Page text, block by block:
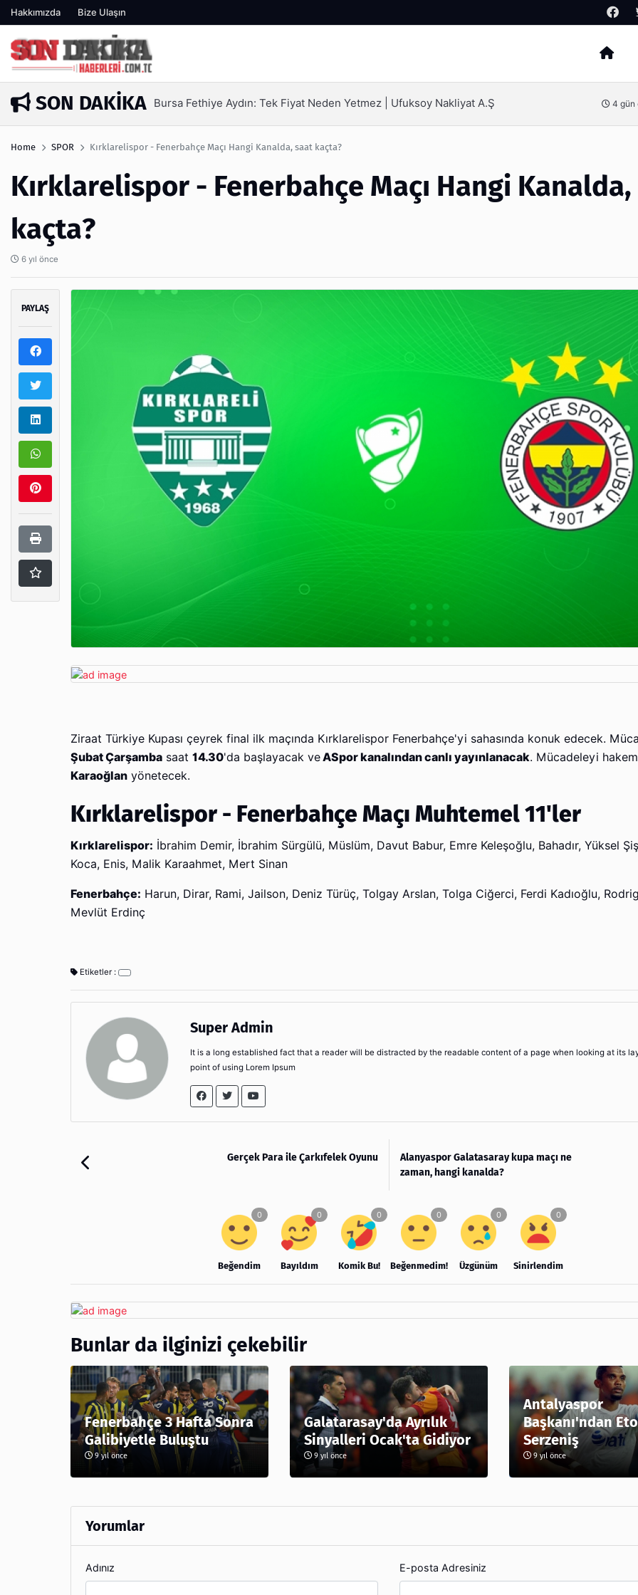
Hakkımızda Bize Ulaşın
Arama
SON DAKIKA
1 gün önce Bursa Fethiye Aydın: Tek Fiyat Neden Yetmez | Ufuksoy Nakliyat A.Ş 4 gün
Home SPOR Kırklarelispor - Fenerbahçe Maçı Hangi Kanalda, saat kaçta?
Kırklarelispor - Fenerbahçe Maçı Hangi
kaçta?
6 yıl önce
PAYLAŞ
Ziraat Türkiye Kupası çeyrek final ilk maçında Kırklarelispor Fenerbahçe'yi sahasında konuk edecek.
Şubat Çarşamba saat 14.30'da başlayacak veASpor kanalından canlı yayınlanacak. Mücadeleyi
Karaoğlan yönetecek.
Kırklarelispor - Fenerbahçe Maçı Muhtemel 11'ler
Kırklarelispor: İbrahim Demir, İbrahim Sürgülü, Müslüm, Davut Babur, Emre Keleşoğlu, Bahadır, Yüksel
Koca, Enis, Malik Karaahmet, Mert Sinan
Fenerbahçe: Harun, Dirar, Rami, Jailson, Deniz Türüç, Tolgay Arslan, Tolga Ciğerci, Ferdi Kadıoğlu,
Mevlüt Erdinç
Etiketler :
Super Admin
It is a long established fact that a reader will be distracted by the readable content of a page when looking at its
point of using Lorem Ipsum
Gerçek Para ile Çarkıfelek Oyunu
Alanyaspor Galatasaray kupa maçı ne
zaman, hangi kanalda?
Beğendim Bayıldım Komik Bu! Beğenmedim! Üzgünüm Sinirlendim
Bunlar da ilginizi çekebilir
Fenerbahçe 3 Hafta Sonra
Galibiyetle Buluştu
9 yıl önce
Galatarasay'da Ayrılık
Sinyalleri Ocak'ta Gidiyor
9 yıl önce
Antalyaspor
Başkanı'ndan
Serzeniş
9 yıl önce
Yorumlar
Adınız E-posta Adresiniz